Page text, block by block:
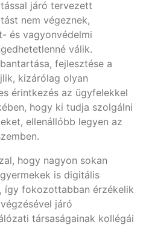
járó tervezett
nem végeznek,
és vagyonvédelmi
válik.
fejlesztése a
kizárólag olyan
érintkezés az ügyfelekkel
hogy ki tudja szolgálni
ellenállóbb legyen az
hogy nagyon sokan
is digitális
így fokozottabban érzékelik
járó
társaságainak kollégái